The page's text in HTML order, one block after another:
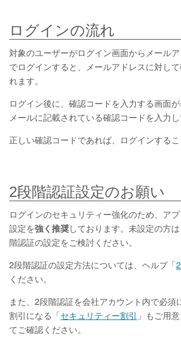
ログインの流れ
対象のユーザーがログイン画面からメール
でログインすると、メールアドレスに対し
れます。
ログイン後に、確認コードを入力する画面が
メールに記載されている確認コードを入力し
正しい確認コードであれば、ログインするこ
2段階認証設定のお願い
ログインのセキュリティー強化のため、ア
設定を強く推奨しております。未設定の方
階認証の設定をご検討ください。
2段階認証の設定方法については、ヘルプ「
ください。
また、2段階認証を会社アカウント内で必須
割引になる「セキュリティー割引 」もご用
てご確認ください。